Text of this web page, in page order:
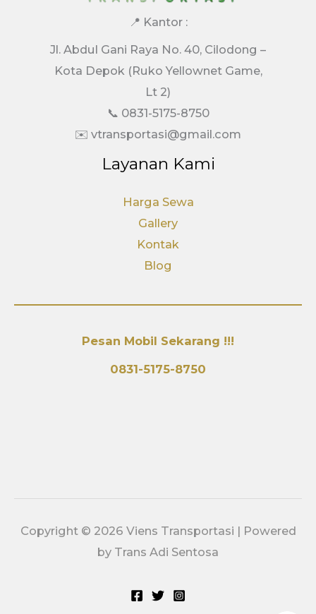
📍 Kantor :
Jl. Abdul Gani Raya No. 40, Cilodong –
Kota Depok (Ruko Yellownet Game,
Lt 2)
📞 0831-5175-8750
✉️ vtransportasi@gmail.com
Layanan Kami
Harga Sewa
Gallery
Kontak
Blog
Pesan Mobil Sekarang !!!
0831-5175-8750
Copyright © 2026 Viens Transportasi | Powered
by Trans Adi Sentosa